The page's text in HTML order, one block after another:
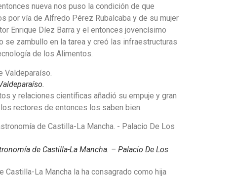
nueva nos puso la condición de que
por vía de Alfredo Pérez Rubalcaba y de su mujer
Enrique Díez Barra y el entonces jovencísimo
se zambullo en la tarea y creó las infraestructuras
de los Alimentos.
y relaciones científicas añadió su empuje y gran
rectores de entonces los saben bien.
de Castilla-La Mancha. – Palacio De Los
La Mancha la ha consagrado como hija